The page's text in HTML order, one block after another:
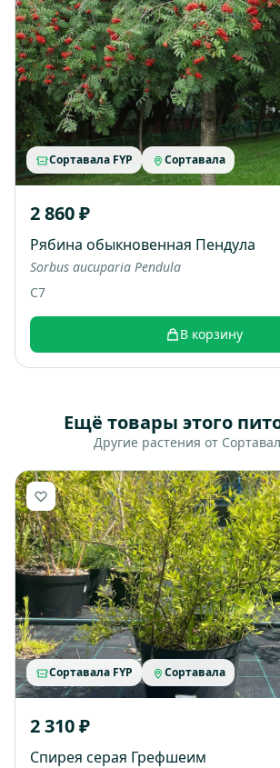
Сортавала FYP Сортавала
2 860 ₽
Рябина обыкновенная Пендула
Sorbus aucuparia Pendula
C7
В корзину
Ещё товары этого
Другие растения от
Сортавала FYP Сортавала
2 310 ₽
Спирея серая Грефшеим